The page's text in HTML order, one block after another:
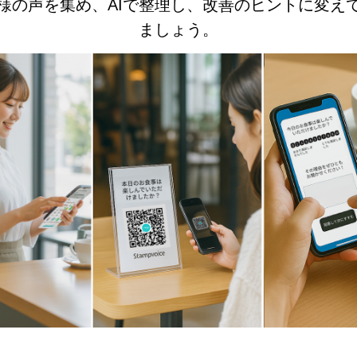
の声を集め、AIで整理し、改善のヒントに変え
ましょう。